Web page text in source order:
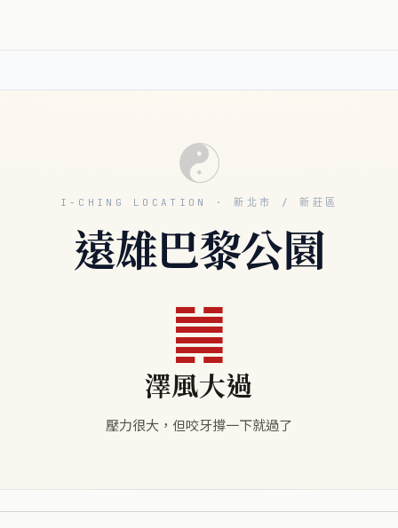
☯
I-CHING LOCATION · 新北市 / 新莊區
遠雄巴黎公園
䷛
澤風大過
壓力很大，但咬牙撐一下就過了